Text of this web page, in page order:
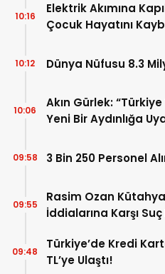
Elektrik Akımına
Çocuk Hayatını
10:16
Dünya Nüfusu 8.3
10:12
Akın Gürlek:
Yeni Bir Aydınlığa
10:06
3 Bin 250 Personel
09:58
Rasim Ozan
İddialarına Karşı
09:55
Türkiye’de Kredi
TL’ye Ulaştı!
09:48